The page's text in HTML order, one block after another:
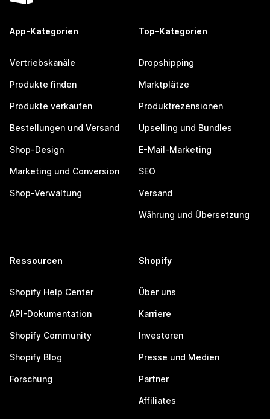
App-Kategorien
Vertriebskanäle
Produkte finden
Produkte verkaufen
Bestellungen und Versand
Shop-Design
Marketing und Conversion
Shop-Verwaltung
Top-Kategorien
Dropshipping
Marktplätze
Produktrezensionen
Upselling und Bundles
E-Mail-Marketing
SEO
Versand
Währung und Übersetzung
Ressourcen
Shopify Help Center
API-Dokumentation
Shopify Community
Shopify Blog
Forschung
Shopify
Über uns
Karriere
Investoren
Presse und Medien
Partner
Affiliates